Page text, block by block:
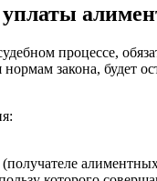
процессе,
нормам закона,